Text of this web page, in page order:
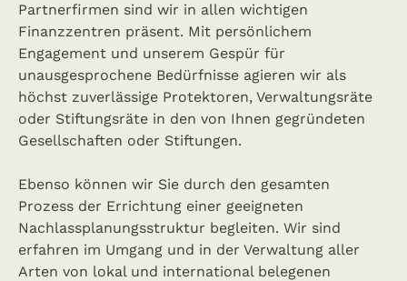
Partnerfirmen sind wir in allen wichtigen
Finanzzentren präsent. Mit persönlichem
Engagement und unserem Gespür für
unausgesprochene Bedürfnisse agieren wir als
höchst zuverlässige Protektoren, Verwaltungsräte
oder Stiftungsräte in den von Ihnen gegründeten
Gesellschaften oder Stiftungen.
Ebenso können wir Sie durch den gesamten
Prozess der Errichtung einer geeigneten
Nachlassplanungsstruktur begleiten. Wir sind
erfahren im Umgang und in der Verwaltung aller
Arten von lokal und international belegenen